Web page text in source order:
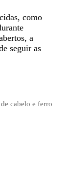
como
a
seguir as
cabelo e ferro